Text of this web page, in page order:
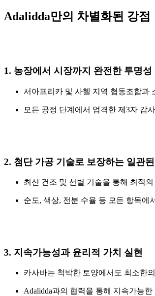
Adalidda만의 차별화된 강점
1. 농장에서 시장까지 완전한 투명성
서아프리카 및 사헬 지역 협동조합과
모든 공정 단계에서 엄격한 제3자 감
2. 첨단 가공 기술로 보장하는 일관된
최신 건조 및 선별 기술을 통해 최적
순도, 색상, 전분 수율 등 모든 항목에
3. 지속가능성과 윤리적 가치 실현
카사바는 척박한 토양에서도 최소한
Adalidda과의 협력을 통해 지속가능